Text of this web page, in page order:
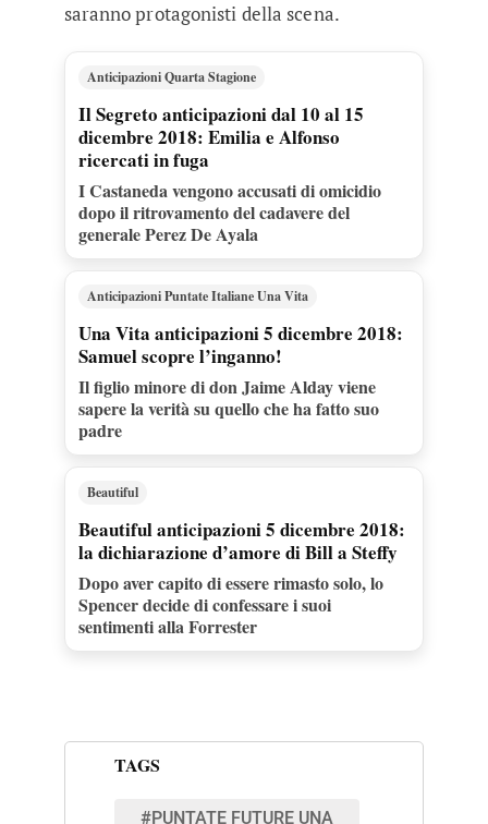
saranno protagonisti della scena.
Anticipazioni Quarta Stagione
Il Segreto anticipazioni dal 10 al 15
dicembre 2018: Emilia e Alfonso
ricercati in fuga
I Castaneda vengono accusati di omicidio
dopo il ritrovamento del cadavere del
generale Perez De Ayala
Anticipazioni Puntate Italiane Una Vita
Una Vita anticipazioni 5 dicembre 2018:
Samuel scopre l’inganno!
Il figlio minore di don Jaime Alday viene
sapere la verità su quello che ha fatto suo
padre
Beautiful
Beautiful anticipazioni 5 dicembre 2018:
la dichiarazione d’amore di Bill a Steffy
Dopo aver capito di essere rimasto solo, lo
Spencer decide di confessare i suoi
sentimenti alla Forrester
TAGS
#PUNTATE FUTURE UNA